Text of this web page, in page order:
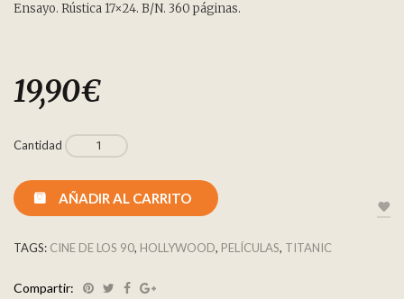
Ensayo. Rústica 17×24. B/N. 360 páginas.
19,90€
Cantidad
AÑADIR AL CARRITO
TAGS: CINE DE LOS 90, HOLLYWOOD, PELÍCULAS, TITANIC
Compartir: